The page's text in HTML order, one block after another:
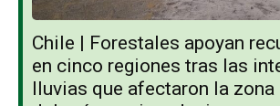
Chile | Forestales apoyan
en cinco regiones tras las
lluvias que afectaron la zona